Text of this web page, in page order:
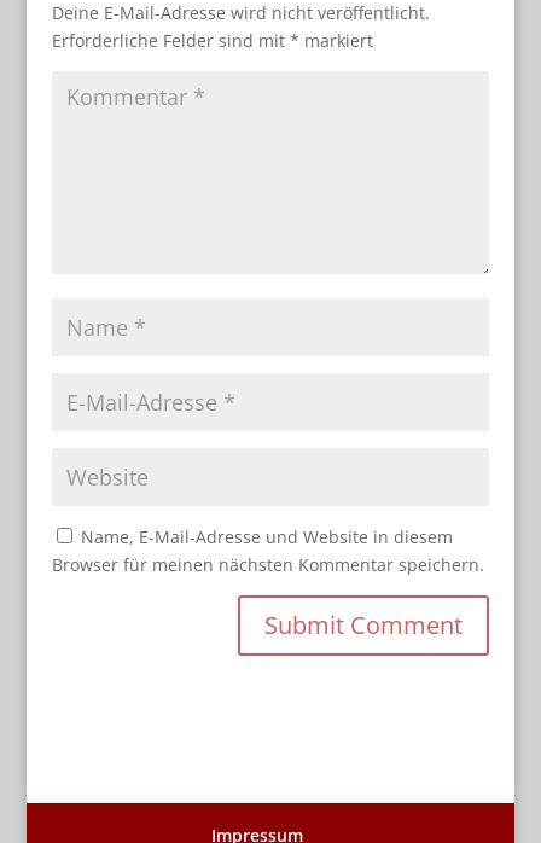
Deine E-Mail-Adresse wird nicht veröffentlicht.
Erforderliche Felder sind mit * markiert
Name, E-Mail-Adresse und Website in diesem
Browser für meinen nächsten Kommentar speichern.
Impressum